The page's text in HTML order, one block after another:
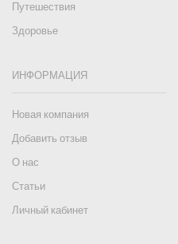
Путешествия
Здоровье
ИНФОРМАЦИЯ
Новая компания
Добавить отзыв
О нас
Статьи
Личный кабинет